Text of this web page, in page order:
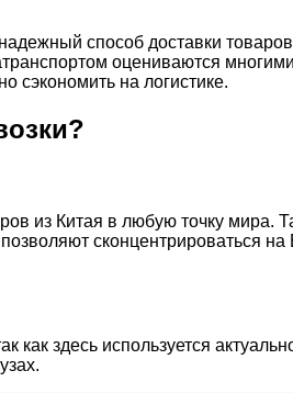
способ доставки
оцениваются
сэкономить на логистике.
из Китая в любую точку мира.
сконцентрироваться
как здесь используется